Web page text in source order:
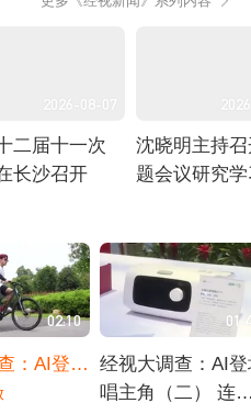
2026-08-07
二届十一次
长沙召开
沈晓明主持
题会议研究
02:10
：AI登场
） 一个
经视大调查：AI
唱主角（二） 连